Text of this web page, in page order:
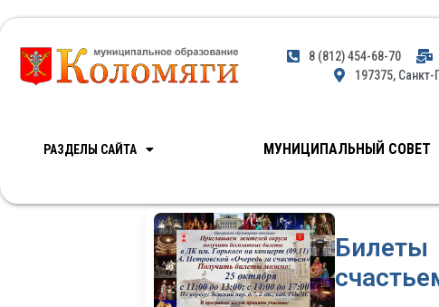
8 (812) 454-68-70
197375,
РАЗДЕЛЫ САЙТА МУНИЦИПАЛЬНЫЙ СОВЕТ